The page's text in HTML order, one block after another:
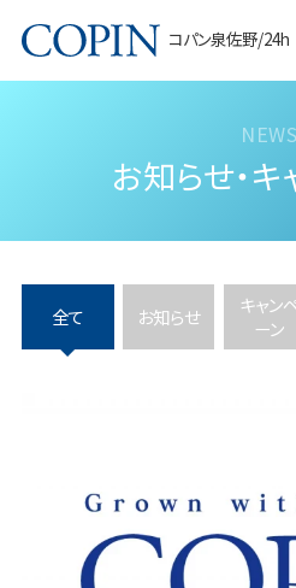
コパン泉佐野/24h
お知らせ・
全て お知らせ
キャン
ーン